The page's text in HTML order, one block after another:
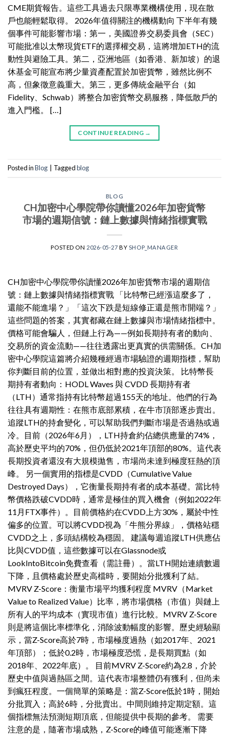
CME期貨報告。這些工具過去只限專業機構使用，現在散
戶也能輕鬆取得。 2026年值得關注的機構動向 下半年有幾
個事件可能影響市場：第一，美國證券交易委員會（SEC）
可能批准以太幣現貨ETF的選擇權交易，這將增加ETH的流
動性與避險工具。第二，亞洲地區（如香港、新加坡）的退
休基金可能宣布將少量資產配置於加密貨幣，雖然比例不
高，但象徵意義重大。第三，更多傳統金融平台（如
Fidelity、Schwab）將整合加密貨幣交易服務，降低散戶的
進入門檻。 […]
CONTINUE READING →
Posted inBlog Taggedblog
BLOG
CH加密中心學院帶你讀懂2026年加密貨幣
市場的週期信號：鏈上數據與情緒指標實戰
POSTED ON 2026-05-27 BY SHOP_MANAGER
CH加密中心學院帶你讀懂2026年加密貨幣市場的週期信
號：鏈上數據與情緒指標實戰 「比特幣已經漲這麼多了，
還能不能進場？」「這次下跌是短線修正還是熊市開端？」
這些問題的答案，其實都藏在鏈上數據與市場情緒指標中。
價格可能會騙人，但鏈上行為——例如長期持有者的動向、
交易所的資金流動——往往透露出更真實的供需關係。CH加
密中心學院這篇將介紹幾種經過市場驗證的週期指標，幫助
你判斷目前的位置，並做出相對應的投資決策。 比特幣長
期持有者動向：HODL Waves 與 CVDD 長期持有者
（LTH）通常指持有比特幣超過155天的地址。他們的行為
往往具有週期性：在熊市底部累積，在牛市頂部逐步賣出。
追蹤LTH的持倉變化，可以幫助我們判斷市場是否過熱或過
冷。目前（2026年6月），LTH持倉約佔總供應量的74%，
高於歷史平均的70%，但仍低於2021年頂部的80%。這代表
長期投資者還沒有大規模拋售，市場尚未達到極度狂熱的頂
峰。 另一個實用的指標是CVDD（Cumulative Value
Destroyed Days），它衡量長期持有者的成本基礎。當比特
幣價格跌破CVDD時，通常是極佳的買入機會（例如2022年
11月FTX事件）。目前價格約在CVDD上方30%，屬於中性
偏多的位置。可以將CVDD視為「牛熊分界線」，價格站穩
CVDD之上，多頭結構較為穩固。 建議每週追蹤LTH供應佔
比與CVDD值，這些數據可以在Glassnode或
LookIntoBitcoin免費查看（需註冊）。當LTH開始連續數週
下降，且價格處於歷史高檔時，要開始分批獲利了結。
MVRV Z-Score：衡量市場平均獲利程度 MVRV（Market
Value to Realized Value）比率，將市場價格（市值）與鏈上
所有人的平均成本（實現市值）進行比較。MVRV Z-Score
則是將這個比率標準化，消除波動幅度的影響。歷史經驗顯
示，當Z-Score高於7時，市場極度過熱（如2017年、2021
年頂部）；低於0.2時，市場極度恐慌，是長期買點（如
2018年、2022年底）。 目前MVRV Z-Score約為2.8，介於
歷史中值與過熱區之間。這代表市場整體仍有獲利，但尚未
到瘋狂程度。一個簡單的策略是：當Z-Score低於1時，開始
分批買入；高於6時，分批賣出。中間則維持定期定額。這
個指標無法預測短期頂底，但能提供中長期的參考。 需要
注意的是，隨著市場成熟，Z-Score的峰值可能逐漸下降